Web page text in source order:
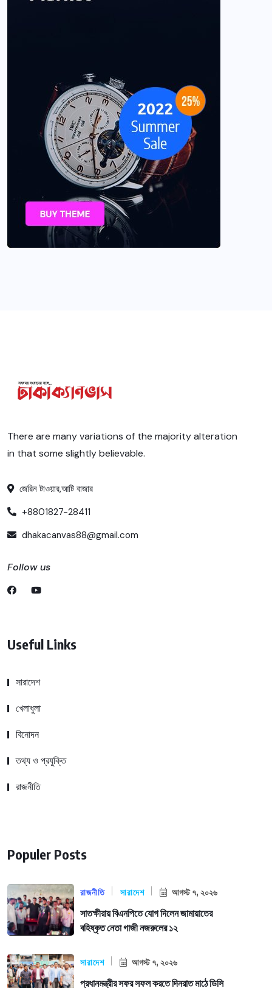
There are many variations of the majority alteration
in that some slightly believable.
জেরিন টাওয়ার,আটি বাজার
+8801827-28411
dhakacanvas88@gmail.com
Follow us
Useful Links
সারাদেশ
খেলাধুলা
বিনোদন
তথ্য ও প্রযুক্তি
রাজনীতি
Populer Posts
রাজনীতি সারাদেশ আগস্ট ৭, ২০২৬
সাতক্ষীরায় বিএনপিতে যোগ দিলেন জামায়াতের
বহিষ্কৃত নেতা গাজী নজরুলের ১২
সারাদেশ আগস্ট ৭, ২০২৬
প্রধানমন্ত্রীর সফর সফল করতে দিনরাত মাঠে ডিসি